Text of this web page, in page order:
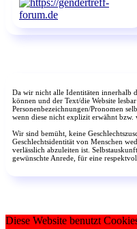
Da wir nicht alle Identitäten innerhalb
können und der Text/die Website
Personenbezeichnungen/Pronomen
wenn diese nicht explizit erwähnt bzw.
Wir sind bemüht, keine
Geschlechtsidentität von Menschen
verlässlich abzuleiten ist.
gewünschte Anrede, für eine
Diese Website benutzt